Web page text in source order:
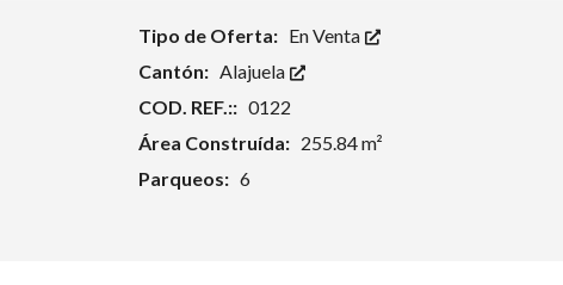
Tipo de Oferta: En Venta
Cantón: Alajuela
COD. REF.:: 0122
Área Construída: 255.84 m²
Parqueos: 6